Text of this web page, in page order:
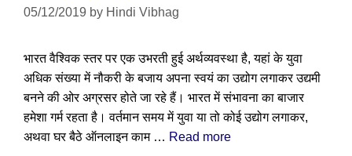
05/12/2019 by Hindi Vibhag
भारत वैश्विक स्तर पर एक उभरती हुई अर्थव्यवस्था है, यहां के युवा
अधिक संख्या में नौकरी के बजाय अपना स्वयं का उद्योग लगाकर उद्यमी
बनने की ओर अग्रसर होते जा रहे हैं। भारत में संभावना का बाजार
हमेशा गर्म रहता है। वर्तमान समय में युवा या तो कोई उद्योग लगाकर,
अथवा घर बैठे ऑनलाइन काम … Read more